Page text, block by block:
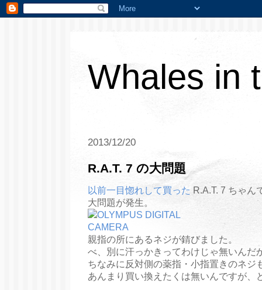
Whales in
2013/12/20
R.A.T. 7 の大問題
以前一目惚れして買った R.A.T. 7 ちゃん
大問題が発生。
親指の所にあるネジが錆びました。
べ、別に汗っかきってわけじゃ無いんだ
ちなみに反対側の薬指・小指置きのネジ
あんまり買い換えたくは無いんですが